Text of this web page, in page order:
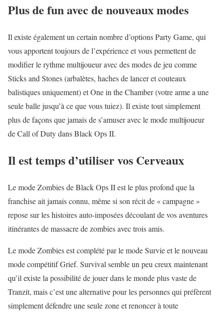
Plus de fun avec de nouveaux modes
Il existe également un certain nombre d’options Party Game, qui
vous apportent toujours de l’expérience et vous permettent de
modifier le rythme multijoueur avec des modes de jeu comme
Sticks and Stones (arbalètes, haches de lancer et couteaux
balistiques uniquement) et One in the Chamber (votre arme a une
seule balle jusqu’à ce que vous tuiez). Il existe tout simplement
plus de façons que jamais de s’amuser avec le mode multijoueur
de Call of Duty dans Black Ops II.
Il est temps d’utiliser vos Cerveaux
Le mode Zombies de Black Ops II est le plus profond que la
franchise ait jamais connu, même si son récit de « campagne »
repose sur les histoires auto-imposées découlant de vos aventures
itinérantes de massacre de zombies avec trois amis.
Le mode Zombies est complété par le mode Survie et le nouveau
mode compétitif Grief. Survival semble un peu creux maintenant
qu’il existe la possibilité de jouer dans le monde plus vaste de
Tranzit, mais c’est une alternative pour les personnes qui préfèrent
simplement défendre une seule zone et renoncer à toute